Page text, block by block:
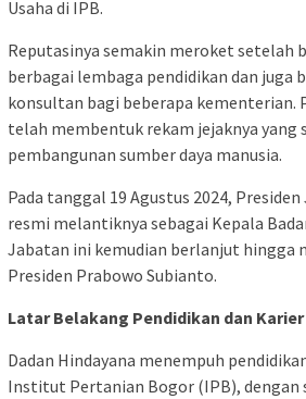
Usaha di IPB.
Reputasinya semakin meroket setelah
berbagai lembaga pendidikan dan juga
konsultan bagi beberapa kementerian.
telah membentuk rekam jejaknya yang
pembangunan sumber daya manusia.
Pada tanggal 19 Agustus 2024,
resmi melantiknya sebagai Kepala
Jabatan ini kemudian berlanjut hingga
Presiden Prabowo Subianto.
Latar Belakang Pendidikan dan
Dadan Hindayana menempuh
Institut Pertanian Bogor (IPB), dengan